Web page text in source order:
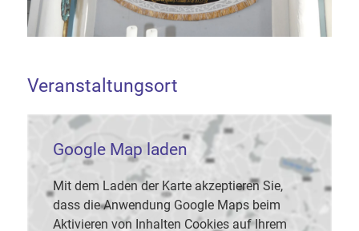
Veranstaltungsort
Google Map laden
Mit dem Laden der Karte akzeptieren Sie,
dass die Anwendung Google Maps beim
Aktivieren von Inhalten Cookies auf Ihrem